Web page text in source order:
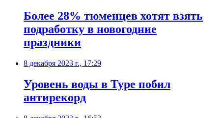
Более 28% тюменцев хотят взять
подработку в новогодние
праздники
8 декабря 2023 г., 17:29
Уровень воды в Туре побил
антирекорд